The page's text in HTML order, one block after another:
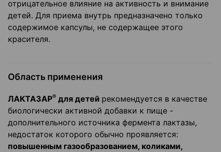
отрицательное влияние на активность и внимание
детей. Для приема внутрь предназначено только
содержимое капсулы, не содержащее этого
красителя.
Область применения
ЛАКТАЗАР® для детей рекомендуется в качестве
биологически активной добавки к пище -
дополнительного источника фермента лактазы,
недостаток которого обычно проявляется:
повышенным газообразованием, коликами,